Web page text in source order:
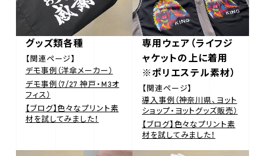
グッズ類各種
【関連ページ】
デモ事例（洋傘メーカー）
デモ事例（7/27 神戸・M3オ
フィス）
【ブログ】色々なプリント素
材を試してみました！
専用ウェア（ライフジ
ャケットの上に着用
※ポリエステル素材）
【関連ページ】
導入事例（神奈川県、ヨット
ショップ・ヨットグッズ販売）
【ブログ】色々なプリント素
材を試してみました！